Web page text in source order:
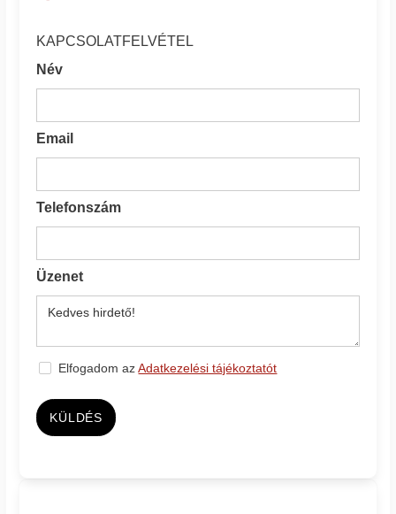
KAPCSOLATFELVÉTEL
Név
Email
Telefonszám
Üzenet
Elfogadom azAdatkezelési tájékoztatót
KÜLDÉS